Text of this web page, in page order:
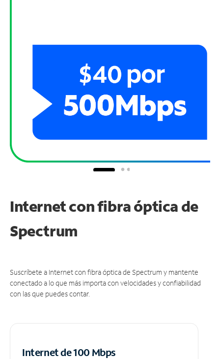
Internet con fibra óptica de
Spectrum
Suscríbete a Internet con fibra óptica de Spectrum y mantente
conectado a lo que más importa con velocidades y confiabilidad
con las que puedes contar.
Internet de 100 Mbps